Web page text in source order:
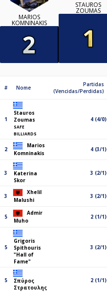
MARIOS
KOMNINAKIS
STAUROS
ZOUMAS
# Nome
Partidas
(Vencidas/Perdidas)
1
Stauros
Zoumas
SAFE
BILLIARDS
4 (4/0)
2
Marios
Komninakis
4 (3/1)
3
Katerina
Skor
3 (2/1)
3
Xhelil
Malushi
3 (2/1)
5
Admir
Muho
2 (1/1)
5
Grigoris
Spithouris
"Hall of
Fame"
3 (2/1)
5
Σπύρος
Στρατουλης
2 (1/1)